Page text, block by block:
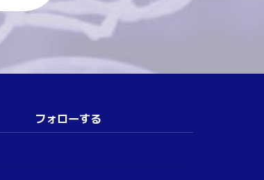
フォローする